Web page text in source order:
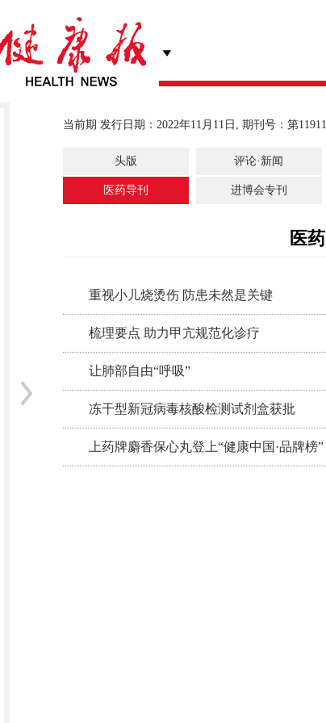
当前期 发行日期：2022年11月11日, 期刊号：第
头版 评论·新闻
医药导刊 进博会专刊
医
重视小儿烧烫伤 防患未然是关键
梳理要点 助力甲亢规范化诊疗
让肺部自由“呼吸”
冻干型新冠病毒核酸检测试剂盒获批
上药牌麝香保心丸登上“健康中国·品牌榜